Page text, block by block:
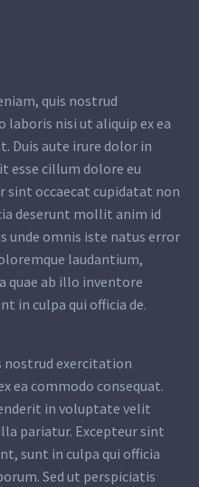
quis nostrud
nisi ut aliquip ex ea
Duis aute irure dolor in
esse cillum dolore eu
sint occaecat cupidatat non
deserunt mollit anim id
unde omnis iste natus error
laudantium,
quae ab illo inventore
in culpa qui officia de.
nostrud exercitation
ea commodo consequat.
in voluptate velit
pariatur. Excepteur sint
sunt in culpa qui officia
Sed ut perspiciatis